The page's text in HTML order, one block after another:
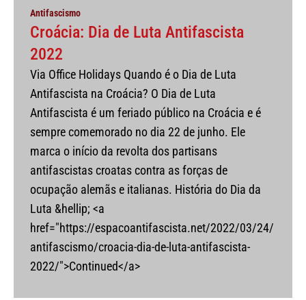
Antifascismo
Croácia: Dia de Luta Antifascista
2022
Via Office Holidays Quando é o Dia de Luta
Antifascista na Croácia? O Dia de Luta
Antifascista é um feriado público na Croácia e é
sempre comemorado no dia 22 de junho. Ele
marca o início da revolta dos partisans
antifascistas croatas contra as forças de
ocupação alemãs e italianas. História do Dia da
Luta &hellip; <a
href="https://espacoantifascista.net/2022/03/24/
antifascismo/croacia-dia-de-luta-antifascista-
2022/">Continued</a>